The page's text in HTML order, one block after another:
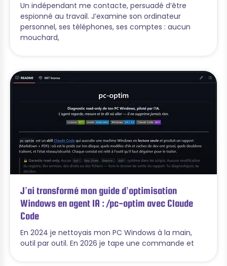
Un indépendant me contacte, persuadé d’être
espionné au travail. J’examine son ordinateur
personnel, ses téléphones, ses comptes : aucun
mouchard,
J’ai transformé mon guide d’optimisation
Windows en agent IA : /pc-optim avec Claude
Code
En 2024 je nettoyais mon PC Windows à la main,
outil par outil. En 2026 je tape une commande et